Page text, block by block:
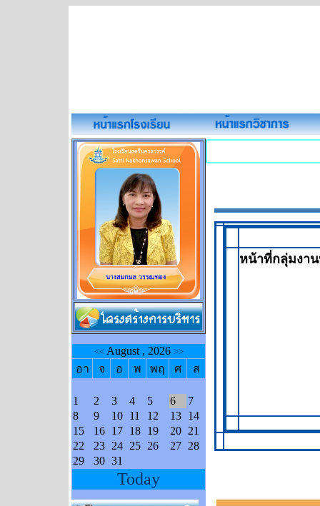
<< August , 2026 >>
อา จ อ พ พฤ ศ ส
1 2 3 4 5 6
7
8
9 10 11 12 13 14
15
16 17 18 19 20 21
22
23 24 25 26 27 28
29
30 31
Today
หน้าที่กลุ่มงา